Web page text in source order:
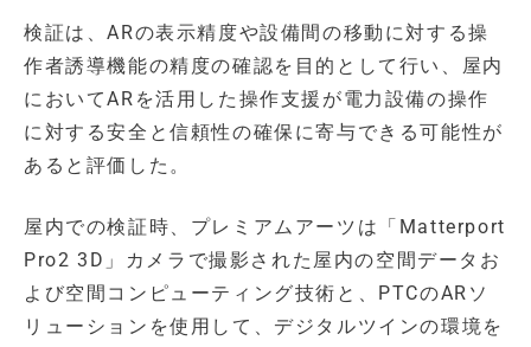
検証は、ARの表示精度や設備間の移動に対する操
作者誘導機能の精度の確認を目的として行い、屋内
においてARを活用した操作支援が電力設備の操作
に対する安全と信頼性の確保に寄与できる可能性が
あると評価した。
屋内での検証時、プレミアムアーツは「Matterport
Pro2 3D」カメラで撮影された屋内の空間データお
よび空間コンピューティング技術と、PTCのARソ
リューションを使用して、デジタルツインの環境を